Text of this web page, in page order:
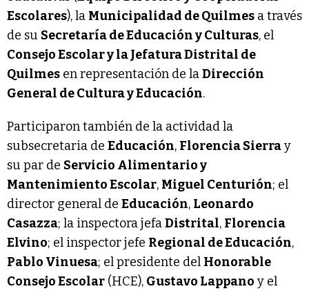
Escolares), la Municipalidad de Quilmes a través
de su Secretaría de Educación y Culturas, el
Consejo Escolar y la Jefatura Distrital de
Quilmes en representación de laDirección
General de Cultura y Educación.
Participaron también de la actividad la
subsecretaria de Educación, Florencia Sierray
su par de Servicio Alimentario y
Mantenimiento Escolar, Miguel Centurión; el
director general de Educación, Leonardo
Casazza; la inspectora jefaDistrital, Florencia
Elvino; el inspector jefe Regional de Educación,
Pablo Vinuesa; el presidente del Honorable
Consejo Escolar (HCE), Gustavo Lappano y el